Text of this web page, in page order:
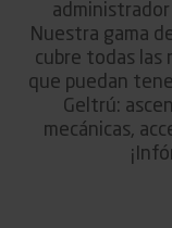
Nuestra gama
cubre todas las
que puedan
Geltrú:
mecánicas,